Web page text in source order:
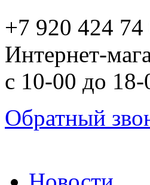
+7 920 424 74
Интернет-
с 10-00 до
Обратный